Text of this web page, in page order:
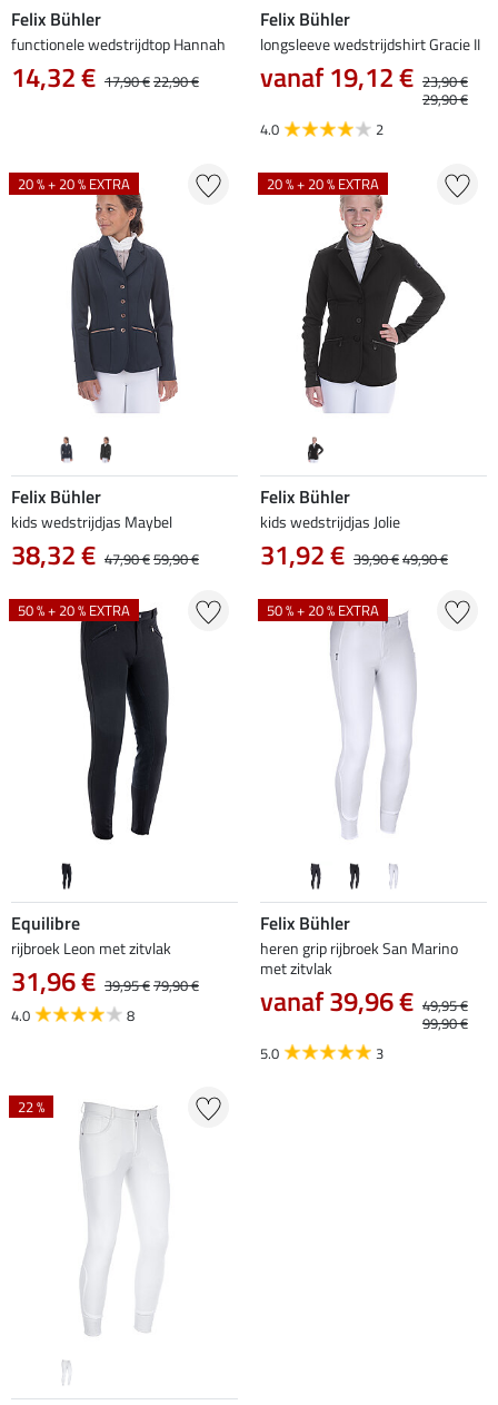
Felix Bühler
functionele wedstrijdtop Hannah
14,32 € 17,90 €22,90 €
Felix Bühler
longsleeve wedstrijdshirt Gracie II
vanaf 19,12 € 23,90 €
29,90 €
4.0
2
20 % + 20 % EXTRA
Felix Bühler
kids wedstrijdjas Maybel
38,32 € 47,90 €59,90 €
20 % + 20 % EXTRA
Felix Bühler
kids wedstrijdjas Jolie
31,92 € 39,90 €49,90 €
50 % + 20 % EXTRA
Equilibre
rijbroek Leon met zitvlak
31,96 € 39,95 €79,90 €
4.0
8
50 % + 20 % EXTRA
Felix Bühler
heren grip rijbroek San Marino
met zitvlak
vanaf 39,96 € 49,95 €
99,90 €
5.0
3
22 %